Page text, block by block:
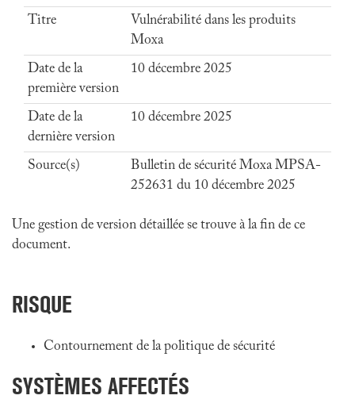
Titre
Vulnérabilité dans les produits
Moxa
Date de la
première version
10 décembre 2025
Date de la
dernière version
10 décembre 2025
Source(s)
Bulletin de sécurité Moxa MPSA-
252631 du 10 décembre 2025
Une gestion de version détaillée se trouve à la fin de ce
document.
RISQUE
Contournement de la politique de sécurité
SYSTÈMES AFFECTÉS